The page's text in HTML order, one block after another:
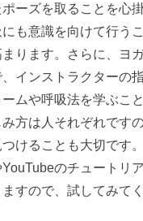
ーズを取ることを心
も意識を向けて行う
ります。さらに、ヨ
インストラクターの
ムや呼吸法を学ぶこ
方は人それぞれです
けることも大切です
のチュートリ
すので、試してみてく